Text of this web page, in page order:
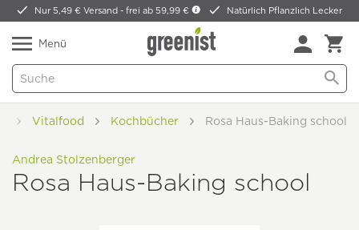
Nur 5,49 € Versand -frei ab 59,99 € Natürlich Pflanzlich Lecker
Menü
Vitalfood Kochbücher Rosa Haus-Baking school
Andrea Stolzenberger
Rosa Haus-Baking school